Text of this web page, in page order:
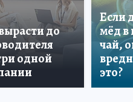
до
одной
Если
мёд в
чай,
это?